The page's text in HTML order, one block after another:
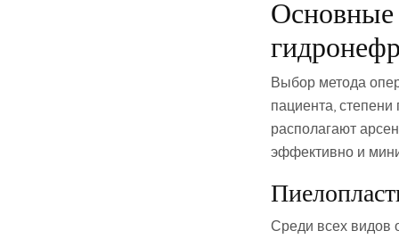
Основные
Выбор метода
пациента,
располагают
эффективно и
Среди всех видов